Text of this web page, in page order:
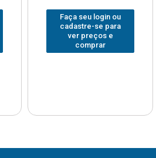
Faça seu login ou
cadastre-se para
ver preços e
comprar